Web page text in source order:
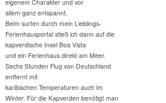
eigenem Charakter und vor
allem ganz entspannt.
Beim surfen durch mein Lieblings-
Ferienhausportal stieß ich dann auf die
kapverdische Insel Boa Vista
und ein Ferienhaus direkt am Meer.
Sechs Stunden Flug von Deutschland
entfernt mit
karibischen Temperaturen auch im
Winter. Für die Kapverden benötigt man